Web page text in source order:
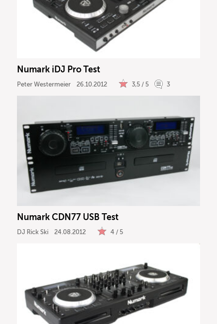
Vocals
Ergebnisse anzeigen
Numark iDJ Pro Test
Peter Westermeier 26.10.2012 3,5 / 5 3
Numark CDN77 USB Test
DJ Rick Ski 24.08.2012 4 / 5